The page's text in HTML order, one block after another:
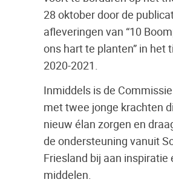
28 oktober door de
afleveringen van “10
ons hart te planten” in het
2020-2021.
Inmiddels is de
met twee jonge krachten
nieuw élan zorgen en
de ondersteuning vanuit
Friesland bij aan inspiratie
middelen.